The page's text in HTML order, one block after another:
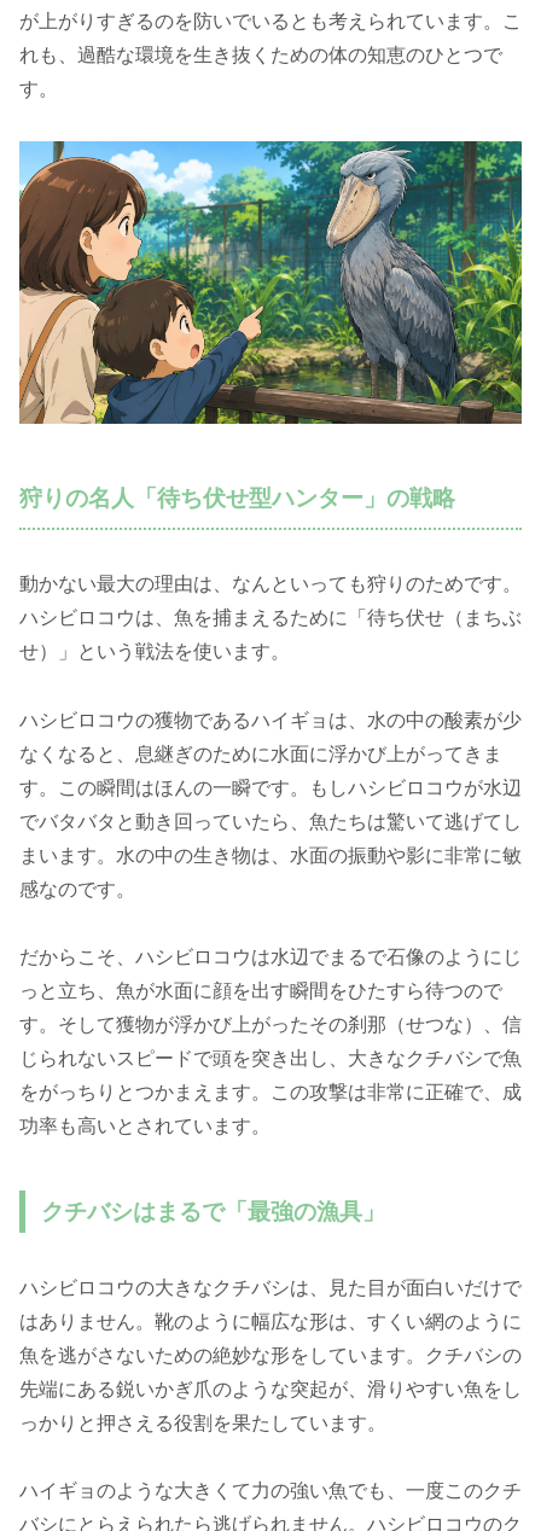
が上がりすぎるのを防いでいるとも考えられています。こ
れも、過酷な環境を生き抜くための体の知恵のひとつで
す。
狩りの名人「待ち伏せ型ハンター」の戦略
動かない最大の理由は、なんといっても狩りのためです。
ハシビロコウは、魚を捕まえるために「待ち伏せ（まちぶ
せ）」という戦法を使います。
ハシビロコウの獲物であるハイギョは、水の中の酸素が少
なくなると、息継ぎのために水面に浮かび上がってきま
す。この瞬間はほんの一瞬です。もしハシビロコウが水辺
でバタバタと動き回っていたら、魚たちは驚いて逃げてし
まいます。水の中の生き物は、水面の振動や影に非常に敏
感なのです。
だからこそ、ハシビロコウは水辺でまるで石像のようにじ
っと立ち、魚が水面に顔を出す瞬間をひたすら待つので
す。そして獲物が浮かび上がったその刹那（せつな）、信
じられないスピードで頭を突き出し、大きなクチバシで魚
をがっちりとつかまえます。この攻撃は非常に正確で、成
功率も高いとされています。
クチバシはまるで「最強の漁具」
ハシビロコウの大きなクチバシは、見た目が面白いだけで
はありません。靴のように幅広な形は、すくい網のように
魚を逃がさないための絶妙な形をしています。クチバシの
先端にある鋭いかぎ爪のような突起が、滑りやすい魚をし
っかりと押さえる役割を果たしています。
ハイギョのような大きくて力の強い魚でも、一度このクチ
バシにとらえられたら逃げられません。ハシビロコウのク